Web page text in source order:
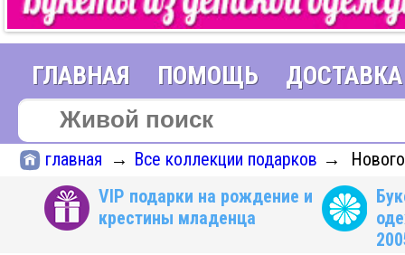
ГЛАВНАЯ ПОМОЩЬ ДОСТАВКА
главная → Все коллекции подарков →
VIP подарки на рождение и
крестины младенца